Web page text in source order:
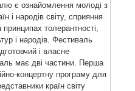
є ознайомлення молоді з
і народів світу, сприяння
толерантності,
і народів. Фестиваль
і власне
має дві частини. Перша
концертну програму для
країн світу